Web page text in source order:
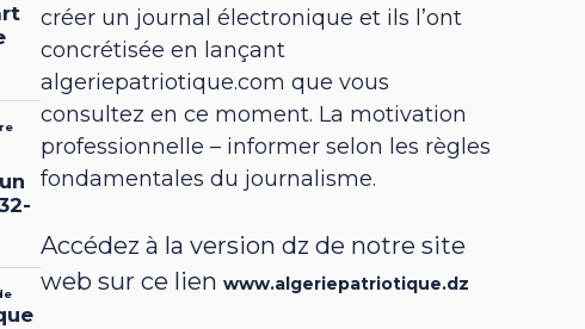
créer un journal électronique et ils l’ont
concrétisée en lançant
algeriepatriotique.com que vous
consultez en ce moment. La motivation
professionnelle – informer selon les règles
fondamentales du journalisme.
Accédez à la version dz de notre site
web sur ce lienwww.algeriepatriotique.dz